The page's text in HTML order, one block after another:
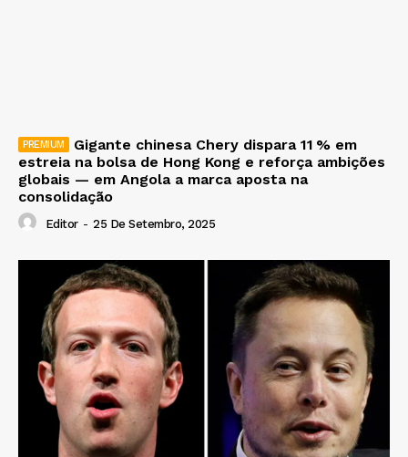
Gigante chinesa Chery dispara 11 % em
estreia na bolsa de Hong Kong e reforça ambições
globais — em Angola a marca aposta na
consolidação
Editor - 25 De Setembro, 2025